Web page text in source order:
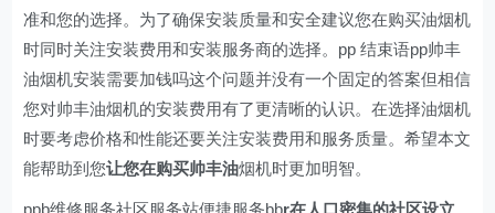
准和您的选择。为了确保安装质量和安全建议您在购买油烟机
时同时关注安装费用和安装服务商的选择。pp 结束语pp帅丰
油烟机安装需要加钱吗这个问题并没有一个固定的答案但相信
您对帅丰油烟机的安装费用有了更清晰的认识。在选择油烟机
时要考虑价格和性能还要关注安装费用和服务质量。希望本文
能帮助到您让您在购买帅丰油烟机时更加明智。
ppb维修服务社区服务站便捷服务bbr在人口密集的社区设立